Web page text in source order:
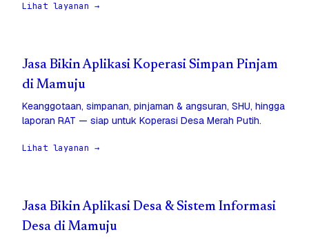
Lihat layanan →
Jasa Bikin Aplikasi Koperasi Simpan Pinjam
di Mamuju
Keanggotaan, simpanan, pinjaman & angsuran, SHU, hingga
laporan RAT — siap untuk Koperasi Desa Merah Putih.
Lihat layanan →
Jasa Bikin Aplikasi Desa & Sistem Informasi
Desa di Mamuju